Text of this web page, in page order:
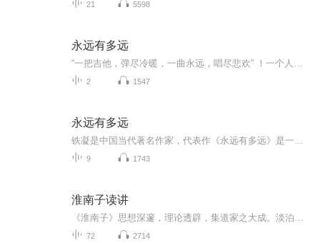
21 5598
永远有多远
2 1547
永远有多远
9 1743
淮南子读讲
72 2714